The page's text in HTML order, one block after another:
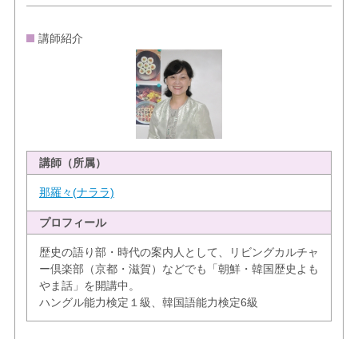
講師紹介
講師（所属）
那羅々(ナララ)
プロフィール
歴史の語り部・時代の案内人として、リビングカルチャ
ー倶楽部（京都・滋賀）などでも「朝鮮・韓国歴史よも
やま話」を開講中。
ハングル能力検定１級、韓国語能力検定6級